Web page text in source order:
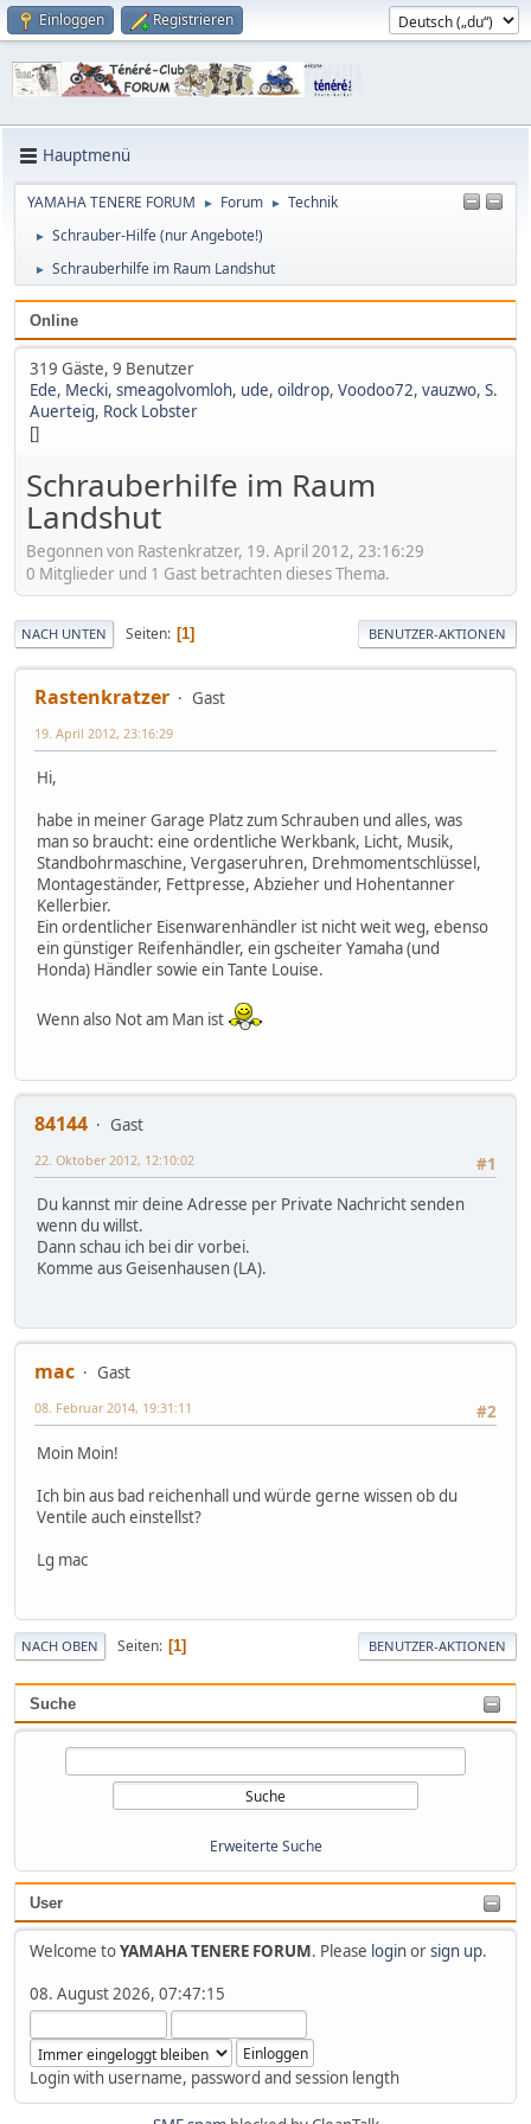
Einloggen Registrieren
Hauptmenü
YAMAHA TENERE FORUM ► Forum ► Technik
► Schrauber-Hilfe (nur Angebote!)
► Schrauberhilfe im Raum Landshut
Suche
Erweiterte Suche
User
Welcome toYAMAHA TENERE FORUM. Please loginorsign up.
08. August 2026, 07:47:15
Login with username, password and session length
Online
319 Gäste, 9 Benutzer
Ede, Mecki, smeagolvomloh, ude, oildrop, Voodoo72, vauzwo, S.
Auerteig, Rock Lobster
[]
Schrauberhilfe im Raum
Landshut
Begonnen von Rastenkratzer, 19. April 2012, 23:16:29
0 Mitglieder und 1 Gast betrachten dieses Thema.
NACH UNTEN Seiten 1 BENUTZER-AKTIONEN
Rastenkratzer Gast
19. April 2012, 23:16:29
Hi,
habe in meiner Garage Platz zum Schrauben und alles, was
man so braucht: eine ordentliche Werkbank, Licht, Musik,
Standbohrmaschine, Vergaseruhren, Drehmomentschlüssel,
Montageständer, Fettpresse, Abzieher und Hohentanner
Kellerbier.
Ein ordentlicher Eisenwarenhändler ist nicht weit weg, ebenso
ein günstiger Reifenhändler, ein gscheiter Yamaha (und
Honda) Händler sowie ein Tante Louise.
Wenn also Not am Man ist
84144
Gast
#1
22. Oktober 2012, 12:10:02
Du kannst mir deine Adresse per Private Nachricht senden
wenn du willst.
Dann schau ich bei dir vorbei.
Komme aus Geisenhausen (LA).
mac
Gast
#2
08. Februar 2014, 19:31:11
Moin Moin!
Ich bin aus bad reichenhall und würde gerne wissen ob du
Ventile auch einstellst?
Lg mac
NACH OBEN Seiten 1 BENUTZER-AKTIONEN